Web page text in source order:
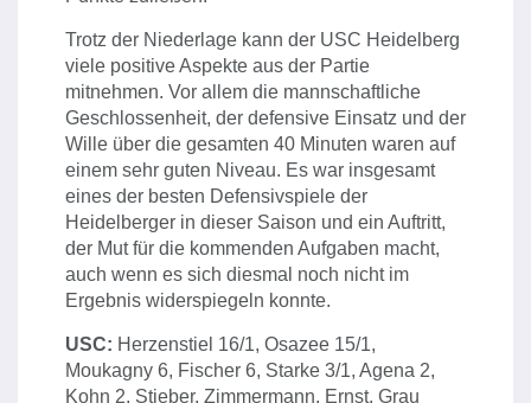
Trotz der Niederlage kann der USC Heidelberg
viele positive Aspekte aus der Partie
mitnehmen. Vor allem die mannschaftliche
Geschlossenheit, der defensive Einsatz und der
Wille über die gesamten 40 Minuten waren auf
einem sehr guten Niveau. Es war insgesamt
eines der besten Defensivspiele der
Heidelberger in dieser Saison und ein Auftritt,
der Mut für die kommenden Aufgaben macht,
auch wenn es sich diesmal noch nicht im
Ergebnis widerspiegeln konnte.
USC: Herzenstiel 16/1, Osazee 15/1,
Moukagny 6, Fischer 6, Starke 3/1, Agena 2,
Kohn 2, Stieber, Zimmermann, Ernst, Grau